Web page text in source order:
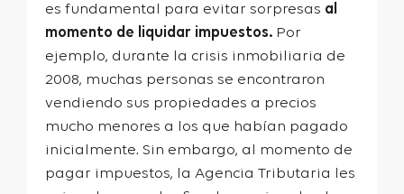
es fundamental para evitar sorpresas al
momento de liquidar impuestos. Por
ejemplo, durante la crisis inmobiliaria de
2008, muchas personas se encontraron
vendiendo sus propiedades a precios
mucho menores a los que habían pagado
inicialmente. Sin embargo, al momento de
pagar impuestos, la Agencia Tributaria les